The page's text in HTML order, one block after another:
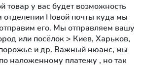
товар у вас будет возможность
отделении Новой почты куда мы
его. Мы отправляем вашу
или посёлок > Киев, Харьков,
и др. Важный нюанс, мы
по наложенному платежу , но так